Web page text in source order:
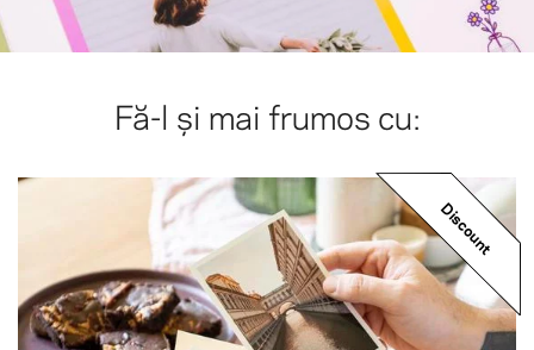
Fă-l și mai frumos cu:
Discount